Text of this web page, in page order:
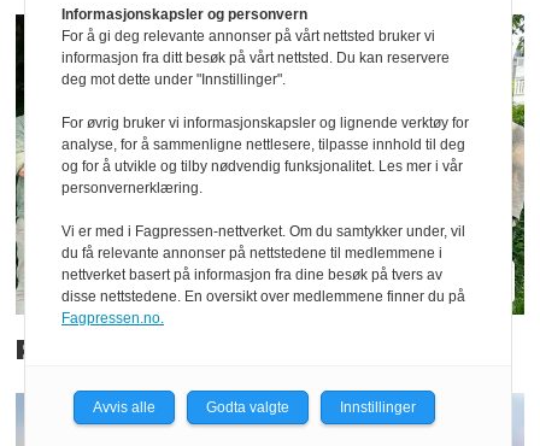
Pluss Lyberg blir en del av ÅSS
Informasjonskapsler og personvern
For å gi deg relevante annonser på vårt nettsted bruker vi
informasjon fra ditt besøk på vårt nettsted. Du kan reservere
deg mot dette under "Innstillinger".
For øvrig bruker vi informasjonskapsler og lignende verktøy for
analyse, for å sammenligne nettlesere, tilpasse innhold til deg
og for å utvikle og tilby nødvendig funksjonalitet. Les mer i vår
personvernerklæring.
Vi er med i Fagpressen-nettverket. Om du samtykker under, vil
du få relevante annonser på nettstedene til medlemmene i
nettverket basert på informasjon fra dine besøk på tvers av
disse nettstedene. En oversikt over medlemmene finner du på
Fagpressen.no.
Avvis alle Godta valgte Innstillinger